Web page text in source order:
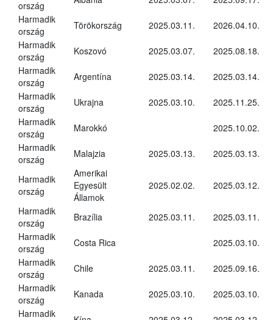
ország
Harmadik
ország
Törökország 2025.03.11.
2026.04.10.
Harmadik
ország
Koszovó 2025.03.07.
2025.08.18.
Harmadik
ország
Argentína 2025.03.14.
2025.03.14.
Harmadik
ország
Ukrajna 2025.03.10.
2025.11.25.
Harmadik
ország
Marokkó
2025.10.02.
Harmadik
ország
Malajzia 2025.03.13. 2025.03.13.
Harmadik
ország
Amerikai
Egyesült
Államok
2025.02.02. 2025.03.12.
Harmadik
ország
Brazília 2025.03.11.
2025.03.11.
Harmadik
ország
Costa Rica
2025.03.10.
Harmadik
ország
Chile 2025.03.11.
2025.09.16.
Harmadik
ország
Kanada 2025.03.10.
2025.03.10.
Harmadik